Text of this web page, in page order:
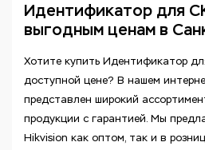
Идентификатор для
выгодным ценам в
Хотите купить Идентификатор
доступной цене? В нашем
представлен широкий
продукции с гарантией. Мы
Hikvision как оптом, так и в